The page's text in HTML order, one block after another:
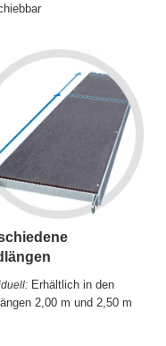
Erhältlich in den
2,00 m und 2,50 m